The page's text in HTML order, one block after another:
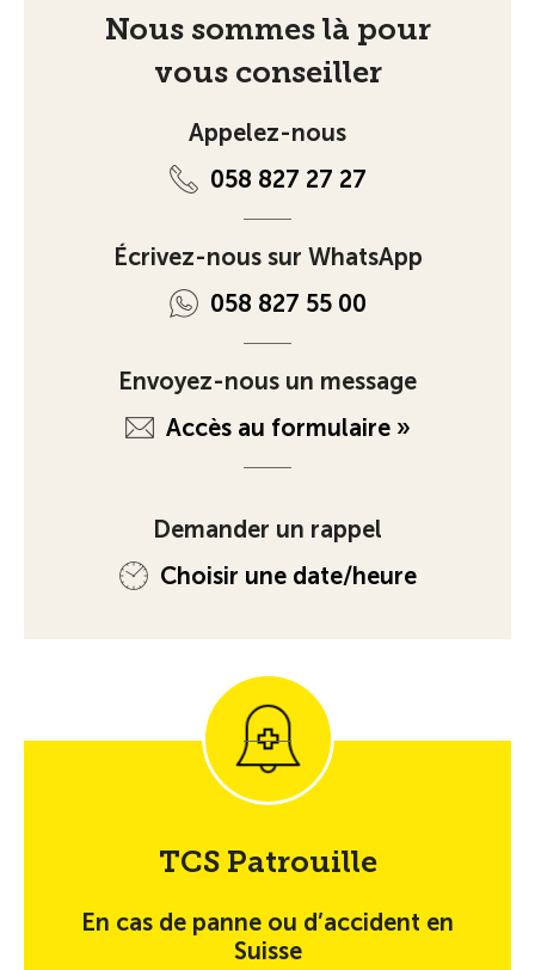
Nous sommes là pour
vous conseiller
Appelez-nous
058 827 27 27
Écrivez-nous sur WhatsApp
058 827 55 00
Envoyez-nous un message
Accès au formulaire »
Demander un rappel
Choisir une date/heure
TCS Patrouille
En cas de panne ou d’accident en
Suisse